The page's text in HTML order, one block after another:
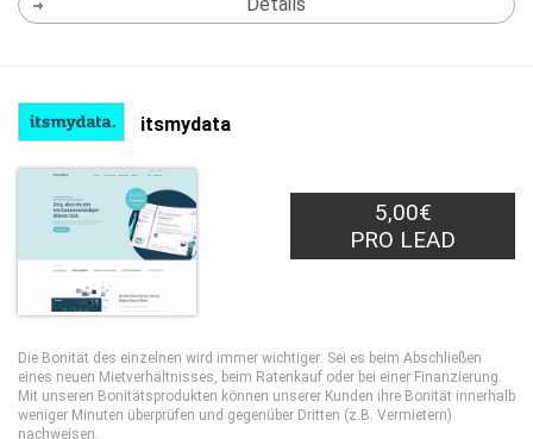
itsmydata
5,00€
PRO LEAD
Die Bonität des einzelnen wird immer wichtiger: Sei es beim Abschließen
eines neuen Mietverhältnisses, beim Ratenkauf oder bei einer Finanzierung.
Mit unseren Bonitätsprodukten können unserer Kunden ihre Bonität innerhalb
weniger Minuten überprüfen und gegenüber Dritten (z.B. Vermietern)
nachweisen.